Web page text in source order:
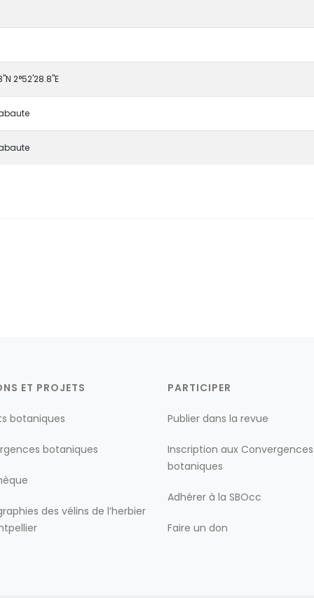
2°52'28.8"E
ET PROJETS
botaniques
botaniques
des vélins de l’herbier
PARTICIPER
Publier dans la revue
Inscription aux Convergences
botaniques
Adhérer à la SBOcc
Faire un don